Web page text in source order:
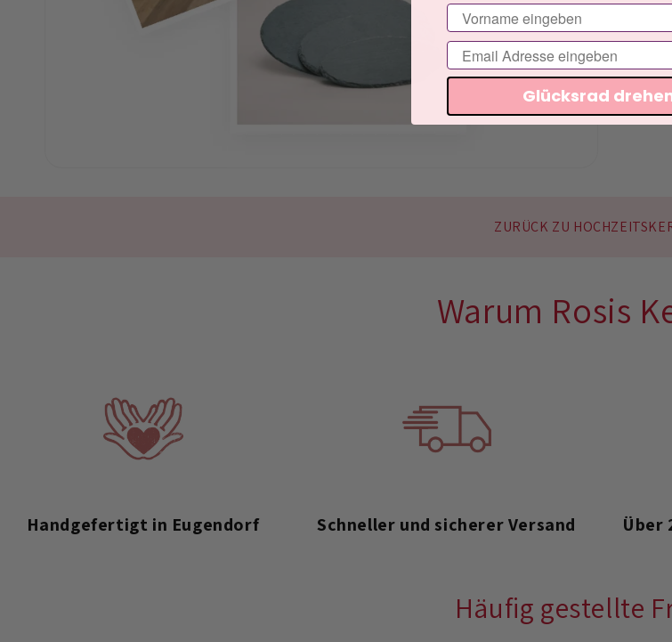
ZURÜCK ZU
Warum Rosis
Handgefertigt in Eugendorf Schneller und sicherer Versand Über
Häufig gestellte
Vorname
Email
Glücksrad